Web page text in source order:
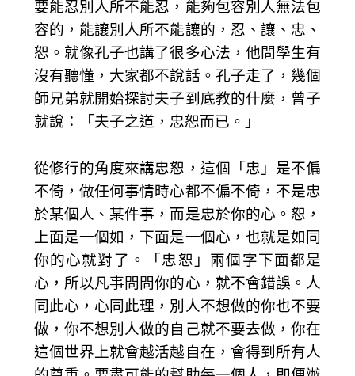
要能忍別人所不能忍，能夠包容別人無法包
容的，能讓別人所不能讓的，忍、讓、忠、
恕。就像孔子也講了很多心法，他問學生有
沒有聽懂，大家都不說話。孔子走了，幾個
師兄弟就開始探討夫子到底教的什麼，曾子
就說：「夫子之道，忠恕而已。」
從修行的角度來講忠恕，這個「忠」是不偏
不倚，做任何事情時心都不偏不倚，不是忠
於某個人、某件事，而是忠於你的心。恕，
上面是一個如，下面是一個心，也就是如同
你的心就對了。「忠恕」兩個字下面都是
心，所以凡事問問你的心，就不會錯誤。人
同此心，心同此理，別人不想做的你也不要
做，你不想別人做的自己就不要去做，你在
這個世界上就會越活越自在，會得到所有人